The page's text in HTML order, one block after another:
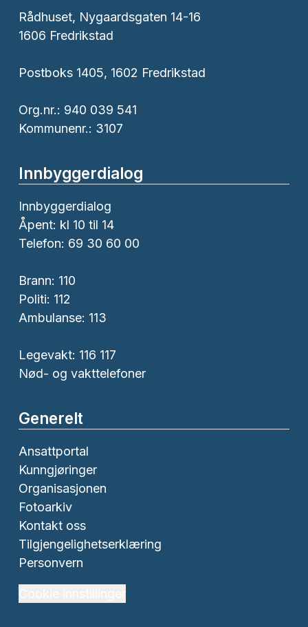
Rådhuset, Nygaardsgaten 14-16
1606 Fredrikstad
Postboks 1405, 1602 Fredrikstad
Org.nr.: 940 039 541
Kommunenr.: 3107
Innbyggerdialog
Innbyggerdialog
Åpent: kl 10 til 14
Telefon: 69 30 60 00
Brann: 110
Politi: 112
Ambulanse: 113
Legevakt: 116 117
Nød- og vakttelefoner
Generelt
Ansattportal
Kunngjøringer
Organisasjonen
Fotoarkiv
Kontakt oss
Tilgjengelighetserklæring
Personvern